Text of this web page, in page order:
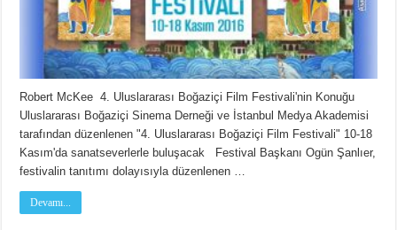
Robert McKee 4. Uluslararası Boğaziçi Film Festivali'nin Konuğu
Uluslararası Boğaziçi Sinema Derneği ve İstanbul Medya Akademisi
tarafından düzenlenen "4. Uluslararası Boğaziçi Film Festivali" 10-18
Kasım'da sanatseverlerle buluşacak Festival Başkanı Ogün Şanlıer,
festivalin tanıtımı dolayısıyla düzenlenen …
Devamı...